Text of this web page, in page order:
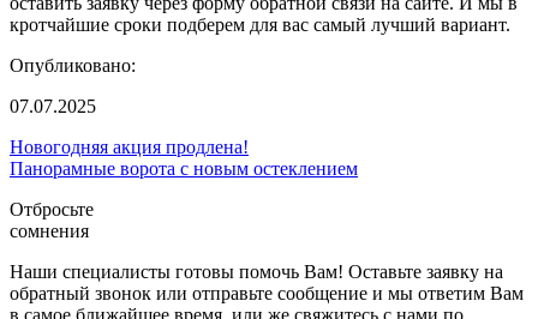
кротчайшие сроки подберем для вас самый лучший вариант.
Опубликовано:
07.07.2025
Новогодняя акция продлена!
Панорамные ворота с новым остеклением
Отбросьте
сомнения
Наши специалисты готовы помочь Вам! Оставьте заявку на
обратный звонок или отправьте сообщение и мы ответим Вам